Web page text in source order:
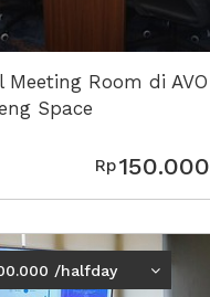
Meeting Room di AVO
Space
Rp150.000
/halfday